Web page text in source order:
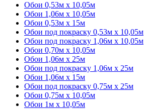
Обои 0,53м x 10,05м
Обои 1,06м х 10,05м
Обои 0,53м x 15м
Обои под покраску 0,53м x 10,05м
Обои под покраску 1,06м х 10,05м
Обои 0,70м x 10,05м
Обои 1,06м x 25м
Обои под покраску 1,06м x 25м
Обои 1,06м x 15м
Обои под покраску 0,75м x 25м
Обои 0,75м x 10,05м
Обои 1м х 10,05м